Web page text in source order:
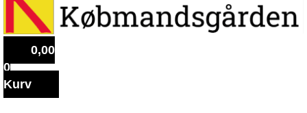
0,00
0
Kurv